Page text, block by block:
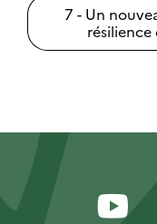
7 - Un